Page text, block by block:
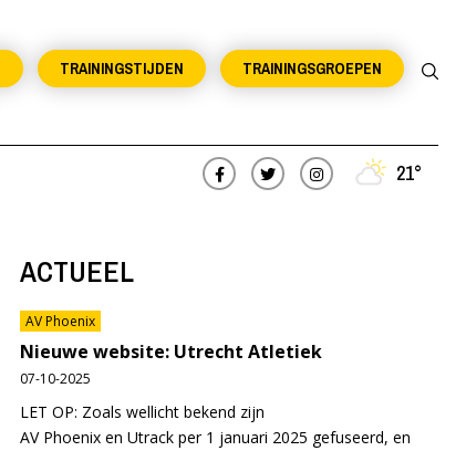
TRAININGSGROEPEN
TRAININGSTIJDEN
21°
ACTUEEL
AV Phoenix
Nieuwe website: Utrecht Atletiek
07-10-2025
LET OP: Zoals wellicht bekend zijn
AV Phoenix en Utrack per 1 januari 2025 gefuseerd, en